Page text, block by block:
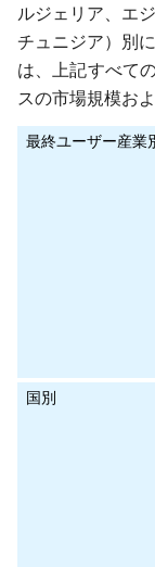
ルジェリア、エ
チュニジア）別
は、上記すべて
スの市場規模お
最終ユーザー産業
国別